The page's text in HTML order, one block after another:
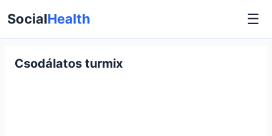
SocialHealth ☰
Csodálatos turmix